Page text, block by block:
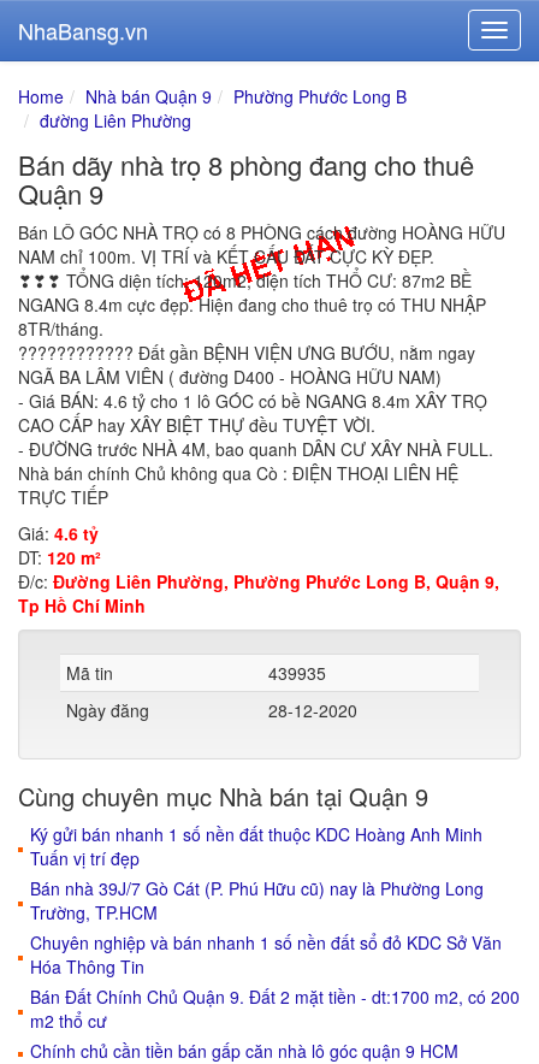
NhaBansg.vn
Home Nhà bán Quận 9
Phường Phước Long B
đường Liên Phường
Bán dãy nhà trọ 8 phòng đang cho thuê
Quận 9
Bán LÔ GÓC NHÀ TRỌ có 8 PHÒNG cách đường HOÀNG HỮU
NAM chỉ 100m. VỊ TRÍ và KẾT CẤU ĐẤT CỰC KỲ ĐẸP.
❣❣❣ TỔNG diện tích: 120m2, diện tích THỔ CƯ: 87m2 BỀ
NGANG 8.4m cực đẹp. Hiện đang cho thuê trọ có THU NHẬP
8TR/tháng.
???????????? Đất gần BỆNH VIỆN ƯNG BƯỚU, nằm ngay
NGÃ BA LÂM VIÊN ( đường D400 - HOÀNG HỮU NAM)
- Giá BÁN: 4.6 tỷ cho 1 lô GÓC có bề NGANG 8.4m XÂY TRỌ
CAO CẤP hay XÂY BIỆT THỰ đều TUYỆT VỜI.
- ĐƯỜNG trước NHÀ 4M, bao quanh DÂN CƯ XÂY NHÀ FULL.
Nhà bán chính Chủ không qua Cò : ĐIỆN THOẠI LIÊN HỆ
TRỰC TIẾP
Giá: 4.6 tỷ
DT: 120 m²
Đ/c: Đường Liên Phường, Phường Phước Long B, Quận 9,
Tp Hồ Chí Minh
Mã tin
439935
Ngày đăng
28-12-2020
Cùng chuyên mục Nhà bán tại Quận 9
Ký gửi bán nhanh 1 số nền đất thuộc KDC Hoàng Anh Minh
Tuấn vị trí đẹp
Bán nhà 39J/7 Gò Cát (P. Phú Hữu cũ) nay là Phường Long
Trường, TP.HCM
Chuyên nghiệp và bán nhanh 1 số nền đất sổ đỏ KDC Sở Văn
Hóa Thông Tin
Bán Đất Chính Chủ Quận 9. Đất 2 mặt tiền - dt:1700 m2, có 200
m2 thổ cư
Chính chủ cần tiền bán gấp căn nhà lô góc quận 9 HCM